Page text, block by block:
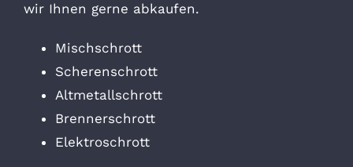
wir Ihnen gerne abkaufen.
Mischschrott
Scherenschrott
Altmetallschrott
Brennerschrott
Elektroschrott